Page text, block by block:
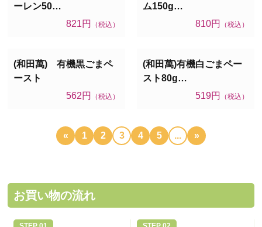
ーレン50…
821円
（税込）
ム150g…
810円
（税込）
(和田萬) 有機黒ごまペ
ースト
562円
（税込）
(和田萬)有機白ごまペー
スト80g…
519円
（税込）
« 1 2 3 4 5 ... »
お買い物の流れ